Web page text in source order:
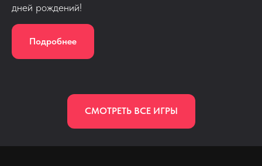
дней рождений!
Подробнее
СМОТРЕТЬ ВСЕ ИГРЫ